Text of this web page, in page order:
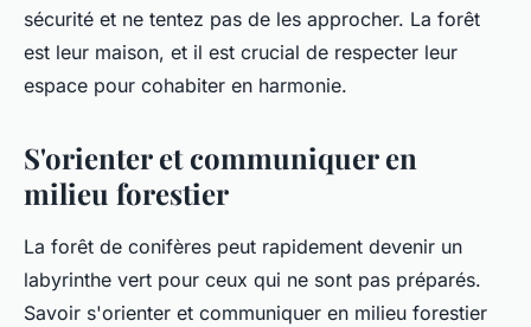
sécurité et ne tentez pas de les approcher. La forêt
est leur maison, et il est crucial de respecter leur
espace pour cohabiter en harmonie.
S'orienter et communiquer en
milieu forestier
La forêt de conifères peut rapidement devenir un
labyrinthe vert pour ceux qui ne sont pas préparés.
Savoir s'orienter et communiquer en milieu forestier